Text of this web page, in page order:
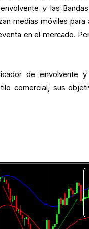
y las
medias móviles
en el mercado.
de envolvente
comercial, sus